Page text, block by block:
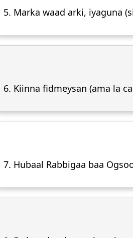
5. Marka waad arki, iyaguna
6. Kiinna fidmeysan (ama la
7. Hubaal Rabbigaa baa